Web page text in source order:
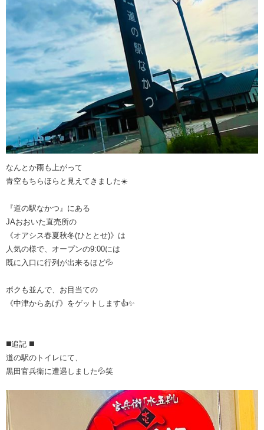
なんとか雨も上がって
青空もちらほらと見えてきました☀️
『道の駅なかつ』にある
JAおおいた直売所の
《オアシス春夏秋冬(ひととせ)》は
人気の様で、オープンの9:00には
既に入口に行列が出来るほど💦
ボクも並んで、お目当ての
《中津からあげ》をゲットします👍✨
◼️追記 ◼️
道の駅のトイレにて、
黒田官兵衛に遭遇しました💦笑